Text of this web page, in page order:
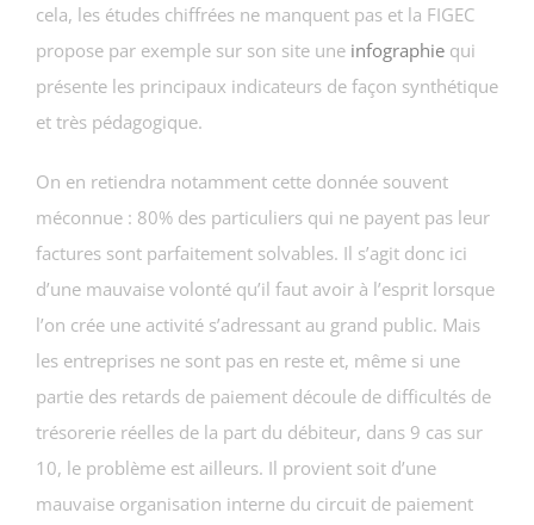
cela, les études chiffrées ne manquent pas et la FIGEC
propose par exemple sur son site une infographie qui
présente les principaux indicateurs de façon synthétique
et très pédagogique.
On en retiendra notamment cette donnée souvent
méconnue : 80% des particuliers qui ne payent pas leur
factures sont parfaitement solvables. Il s’agit donc ici
d’une mauvaise volonté qu’il faut avoir à l’esprit lorsque
l’on crée une activité s’adressant au grand public. Mais
les entreprises ne sont pas en reste et, même si une
partie des retards de paiement découle de difficultés de
trésorerie réelles de la part du débiteur, dans 9 cas sur
10, le problème est ailleurs. Il provient soit d’une
mauvaise organisation interne du circuit de paiement